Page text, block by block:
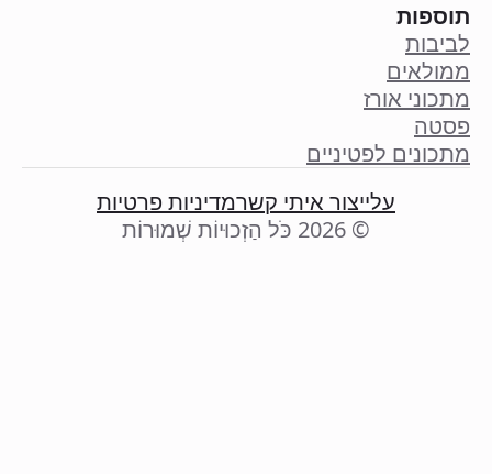
תוספות
לביבות
ממולאים
מתכוני אורז
פסטה
מתכונים לפטיניים
עלייצור איתי קשרמדיניות פרטיות
© 2026 כֹּל הַזְכוּיוֹת שְׁמוּרוֹת